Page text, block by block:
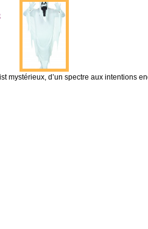
mystérieux, d’un spectre aux intentions